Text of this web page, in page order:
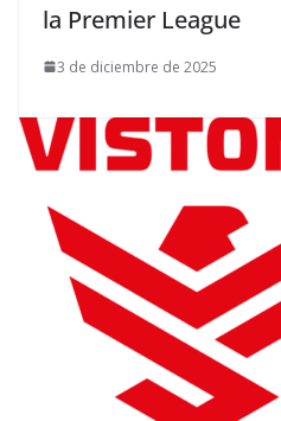
la Premier League
3 de diciembre de 2025